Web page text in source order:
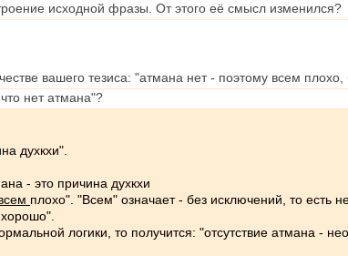
исходной фразы. От этого её смысл изменился?
вашего тезиса: "атмана нет - поэтому всем
нет атмана"?
духкхи".
- это причина духкхи
плохо". "Всем" означает - без исключений, то есть
логики, то получится: "отсутствие атмана -